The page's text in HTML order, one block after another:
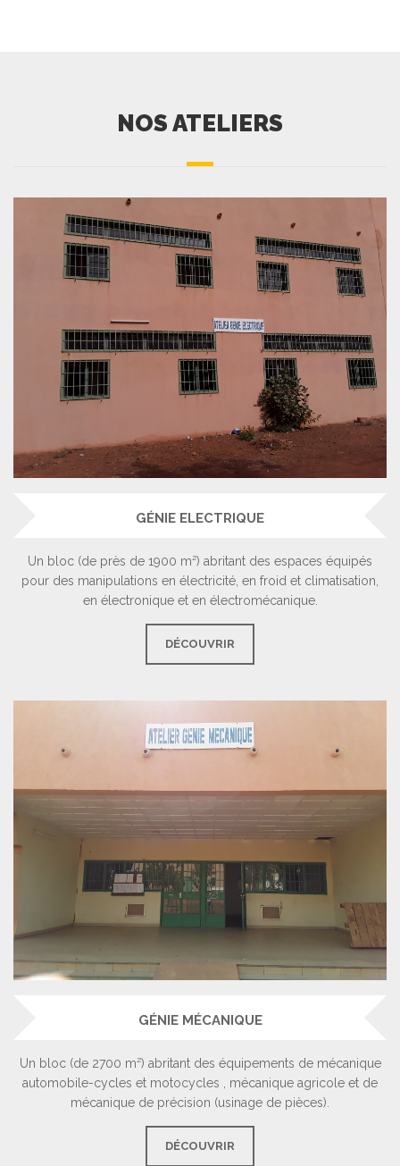
NOS ATELIERS
GÉNIE ELECTRIQUE
Un bloc (de près de 1900 m²) abritant des espaces équipés
pour des manipulations en électricité, en froid et climatisation,
en électronique et en électromécanique.
DÉCOUVRIR
GÉNIE MÉCANIQUE
Un bloc (de 2700 m²) abritant des équipements de mécanique
automobile-cycles et motocycles , mécanique agricole et de
mécanique de précision (usinage de pièces).
DÉCOUVRIR